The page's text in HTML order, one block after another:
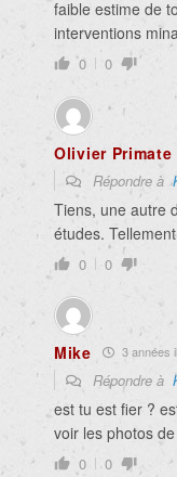
faible estime de
interventions
0 0
Olivier Primate
Répondre à
Tiens, une autre
études.
0 0
Mike 3 années
Répondre à
est tu est fier ?
voir les photos
0 0